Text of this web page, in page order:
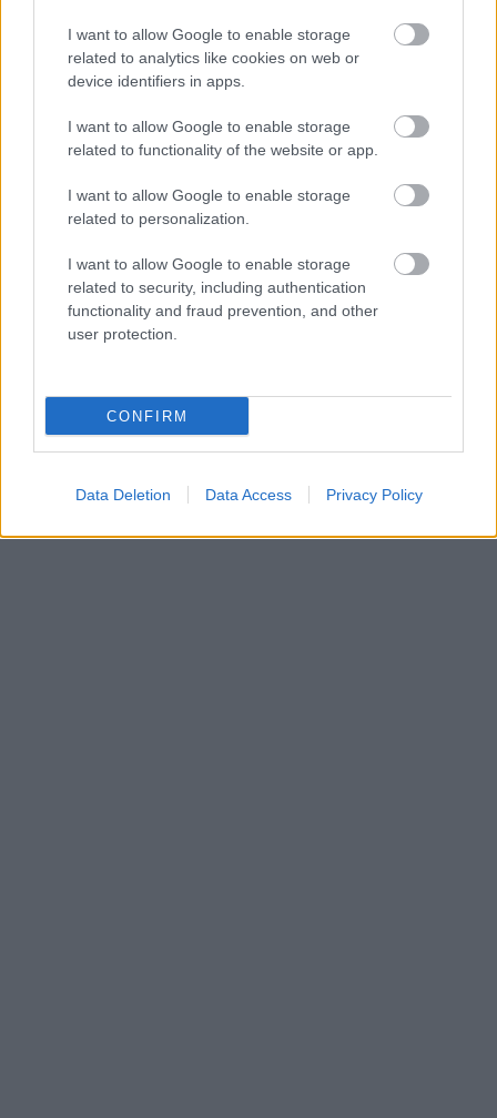
I want to allow Google to enable storage
related to analytics like cookies on web or
device identifiers in apps.
I want to allow Google to enable storage
related to functionality of the website or app.
I want to allow Google to enable storage
related to personalization.
I want to allow Google to enable storage
related to security, including authentication
functionality and fraud prevention, and other
user protection.
CONFIRM
Data Deletion Data Access Privacy Policy
«Εγώ είμαι η ανάπηρη, αυτοί είναι οι μ***ες» –